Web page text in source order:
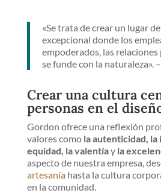
«Se trata de crear un lugar
excepcional donde los
empoderados, las
se funde con la naturaleza».
Crear una cultura
personas en el
Gordon ofrece una reflexión
valores como la autenticidad, la
equidad, la valentíay la
aspecto de nuestra empresa,
artesaníahasta la cultura
en la comunidad.